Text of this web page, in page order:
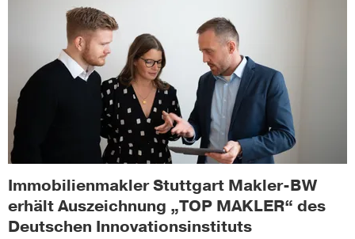
Immobilienmakler Stuttgart Makler-BW
erhält Auszeichnung „TOP MAKLER“ des
Deutschen Innovationsinstituts